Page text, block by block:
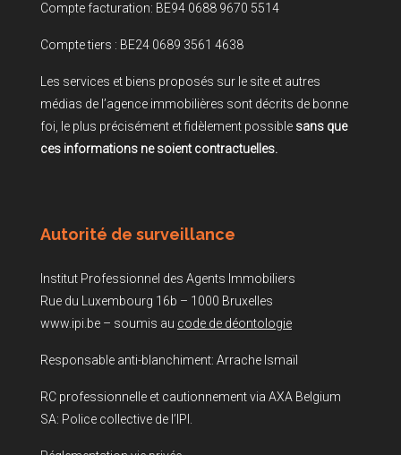
Compte facturation: BE94 0688 9670 5514
Compte tiers : BE24 0689 3561 4638
Les services et biens proposés sur le site et autres
médias de l’agence immobilières sont décrits de bonne
foi, le plus précisément et fidèlement possible sans que
ces informations ne soient contractuelles.
Autorité de surveillance
Institut Professionnel des Agents Immobiliers
Rue du Luxembourg 16b – 1000 Bruxelles
www.ipi.be – soumis au code de déontologie
Responsable anti-blanchiment: Arrache Ismaïl
RC professionnelle et cautionnement via AXA Belgium
SA: Police collective de l’IPI.